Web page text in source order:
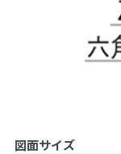
図面サイズ